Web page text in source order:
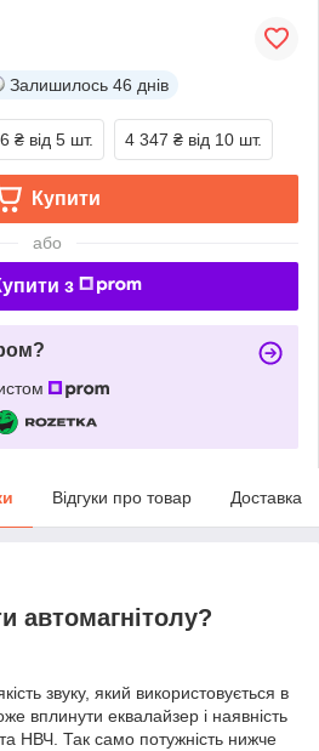
Залишилось 46 днів
₴ від 5 шт. 4 347 ₴ від 10 шт.
Купити
або
з
Відгуки про товар Доставка
автомагнітолу?
звуку, який використовується в
вплинути еквалайзер і наявність
НВЧ. Так само потужність нижче